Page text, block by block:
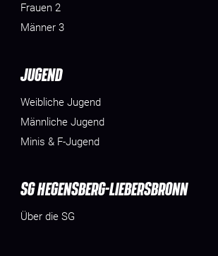
Frauen 2
Männer 3
JUGEND
Weibliche Jugend
Männliche Jugend
Minis & F-Jugend
SG HEGENSBERG-LIEBERSBRONN
Über die SG